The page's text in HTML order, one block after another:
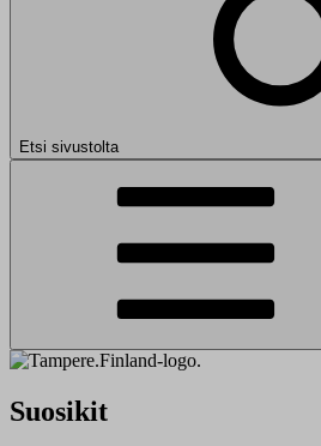
Etsi sivustolta
Suosikit